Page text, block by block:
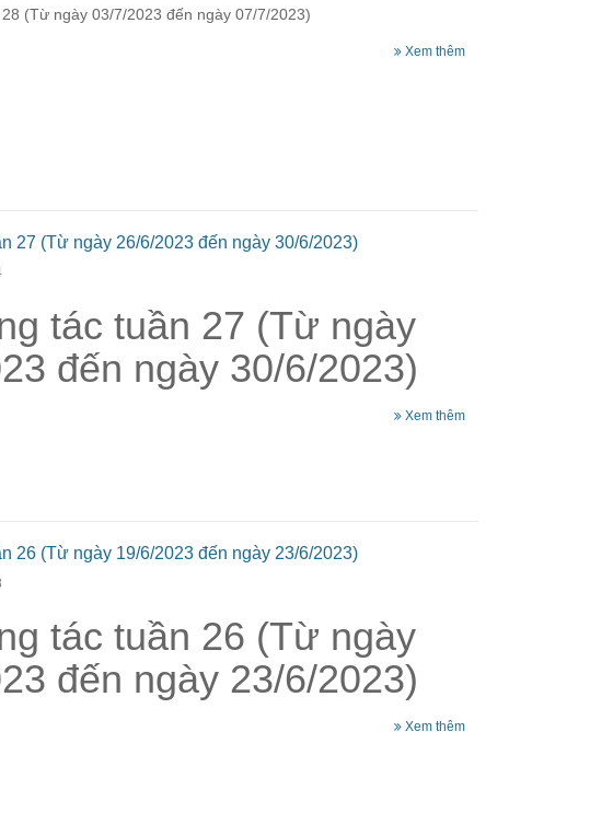
(Từ ngày 03/7/2023 đến ngày 07/7/2023)
Xem thêm
27 (Từ ngày 26/6/2023 đến ngày 30/6/2023)
tác tuần 27 (Từ ngày
đến ngày 30/6/2023)
Xem thêm
26 (Từ ngày 19/6/2023 đến ngày 23/6/2023)
tác tuần 26 (Từ ngày
đến ngày 23/6/2023)
Xem thêm